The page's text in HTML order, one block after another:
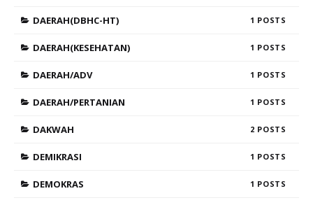
DAERAH(DBHC-HT) 1
DAERAH(KESEHATAN) 1
DAERAH/ADV 1
DAERAH/PERTANIAN 1
DAKWAH 2
DEMIKRASI 1
DEMOKRAS 1